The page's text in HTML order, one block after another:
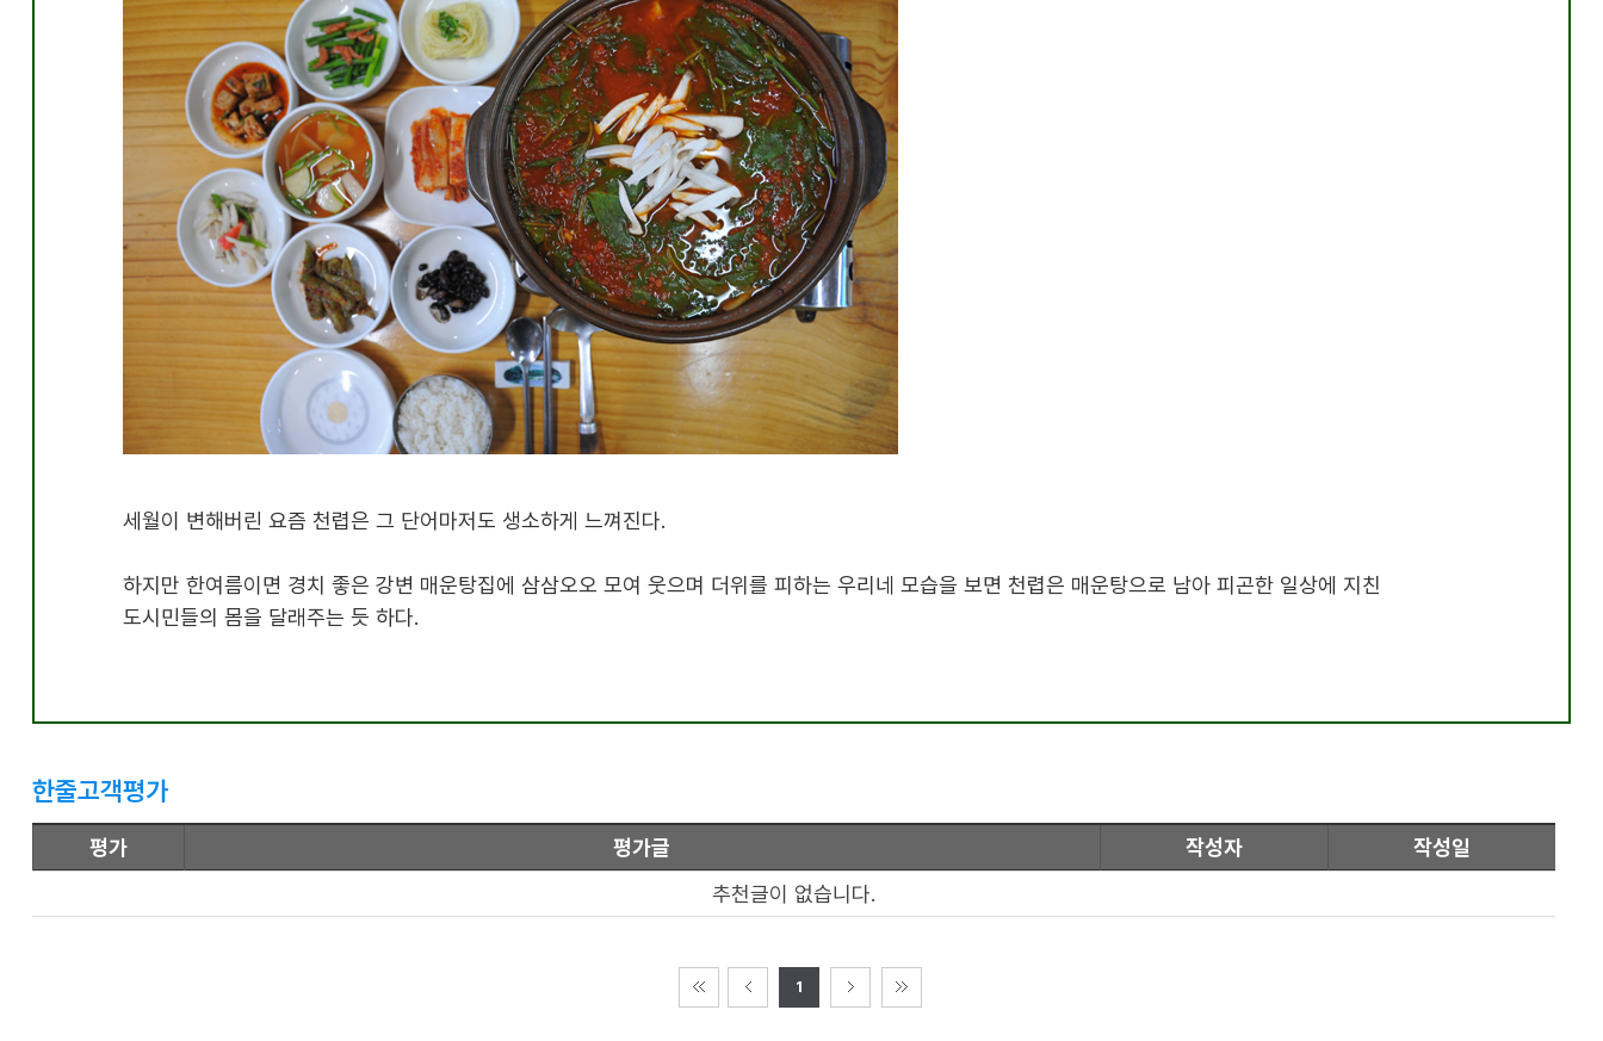
세월이 변해버린 요즘 천렵은 그 단어마저도 생소하게 느껴진다.
하지만 한여름이면 경치 좋은 강변 매운탕집에 삼삼오오 모여 웃으며 더위를 피하는 우리네 모습을 보면 천렵은 매운탕으로 남아 피곤한 일상에 지친
도시민들의 몸을 달래주는 듯 하다.
한줄고객평가
평가 평가글 작성자
작성일
추천글이 없습니다.
1